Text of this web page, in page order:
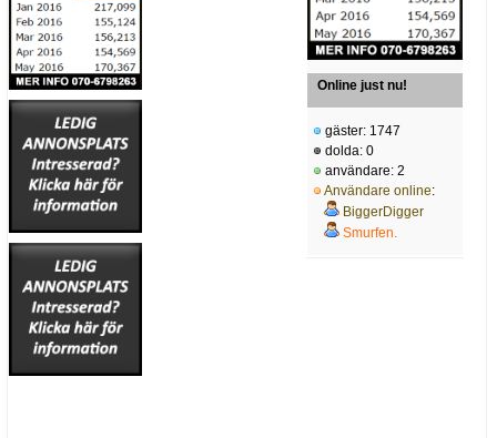
Online just nu!
gäster: 1747
dolda: 0
användare: 2
Användare online:
BiggerDigger
Smurfen.